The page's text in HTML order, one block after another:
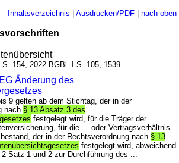
Inhaltsverzeichnis | Ausdrucken/PDF| nach oben
154, 2022 BGBl. I S. 105, 1539
Änderung des
9 gelten ab dem Stichtag, der in der
nach § 13 Absatz 3 des
festgelegt wird, für die Träger der
für die ... oder Vertragsverhältnis
der in der Rechtsverordnung nach § 13
festgelegt wird, abweichend
Satz 1 und 2 zur Durchführung des ...